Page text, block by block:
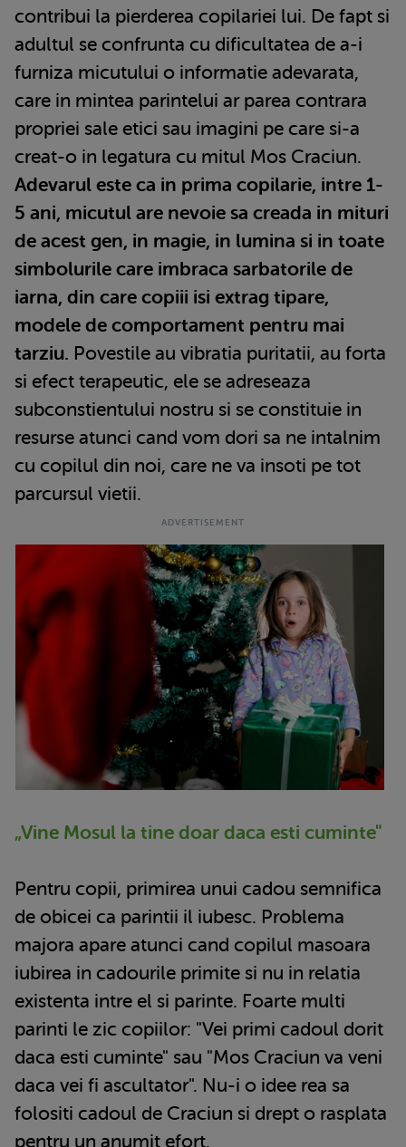
contribui la pierderea copilariei lui. De fapt si
adultul se confrunta cu dificultatea de a-i
furniza micutului o informatie adevarata,
care in mintea parintelui ar parea contrara
propriei sale etici sau imagini pe care si-a
creat-o in legatura cu mitul Mos Craciun.
Adevarul este ca in prima copilarie, intre 1-
5 ani, micutul are nevoie sa creada in mituri
de acest gen, in magie, in lumina si in toate
simbolurile care imbraca sarbatorile de
iarna, din care copiii isi extrag tipare,
modele de comportament pentru mai
tarziu. Povestile au vibratia puritatii, au forta
si efect terapeutic, ele se adreseaza
subconstientului nostru si se constituie in
resurse atunci cand vom dori sa ne intalnim
cu copilul din noi, care ne va insoti pe tot
parcursul vietii.
„Vine Mosul la tine doar daca esti cuminte"
Pentru copii, primirea unui cadou semnifica
de obicei ca parintii il iubesc. Problema
majora apare atunci cand copilul masoara
iubirea in cadourile primite si nu in relatia
existenta intre el si parinte. Foarte multi
parinti le zic copiilor: "Vei primi cadoul dorit
daca esti cuminte" sau "Mos Craciun va veni
daca vei fi ascultator". Nu-i o idee rea sa
folositi cadoul de Craciun si drept o rasplata
pentru un anumit efort.